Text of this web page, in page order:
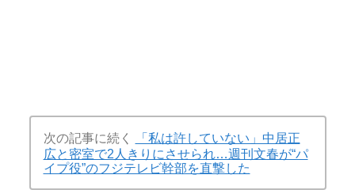
次の記事に続く
「私は許していない」中居正
広と密室で2人きりにさせられ…週刊文春が“パ
イプ役”のフジテレビ幹部を直撃した